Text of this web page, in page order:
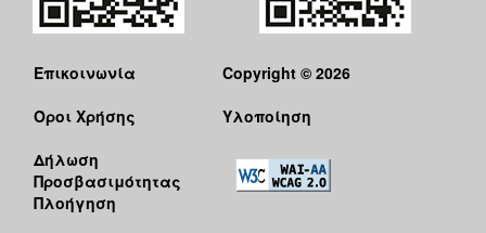
Επικοινωνία
Όροι Χρήσης
Δήλωση
Προσβασιμότητας
Πλοήγηση
Copyright © 2026
Υλοποίηση